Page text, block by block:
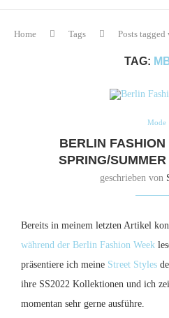
Home Tags Posts
TAG:
Mode
BERLIN
SPRING/
geschrieben von
Bereits in meinem letzten Artikel
während der Berlin Fashion Week
präsentiere ich meine Street Styles
ihre SS2022 Kollektionen und ich
momentan sehr gerne ausführe.